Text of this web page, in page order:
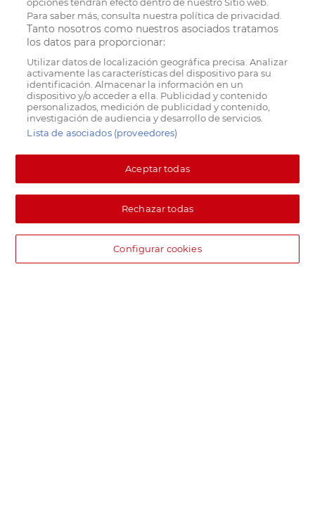
Para saber más, consulta nuestra política de privacidad.
Tanto nosotros como nuestros asociados tratamos
los datos para proporcionar:
Utilizar datos de localización geográfica precisa. Analizar
activamente las características del dispositivo para su
identificación. Almacenar la información en un
dispositivo y/o acceder a ella. Publicidad y contenido
personalizados, medición de publicidad y contenido,
investigación de audiencia y desarrollo de servicios.
Lista de asociados (proveedores)
Aceptar todas
Rechazar todas
Configurar cookies